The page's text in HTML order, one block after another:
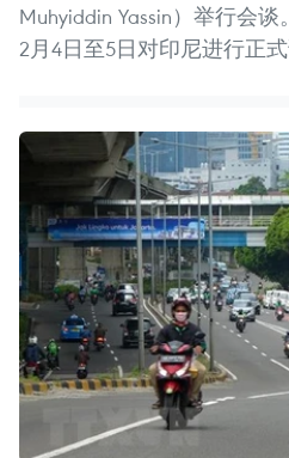
Muhyiddin Yassin）举行会
2月4日至5日对印尼进行正式